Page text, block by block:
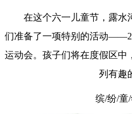
在这个六一儿童节，露水
们准备了一项特别的活动
运动会。孩子们将在度假区中
列有趣
缤/纷/童